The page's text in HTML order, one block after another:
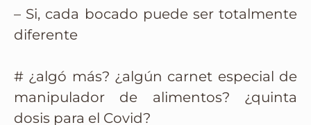
– Si, cada bocado puede ser totalmente
diferente
# ¿algó más? ¿algún carnet especial de
manipulador de alimentos? ¿quinta
dosis para el Covid?